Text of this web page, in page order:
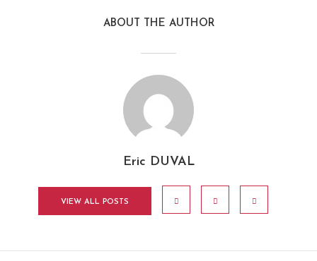
ABOUT THE AUTHOR
Eric DUVAL
VIEW ALL POSTS